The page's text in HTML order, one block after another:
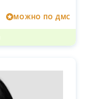
МОЖНО ПО ДМС